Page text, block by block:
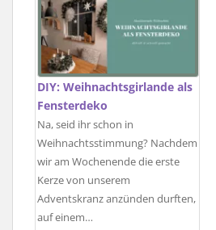
DIY: Weihnachtsgirlande als
Fensterdeko
Na, seid ihr schon in
Weihnachtsstimmung? Nachdem
wir am Wochenende die erste
Kerze von unserem
Adventskranz anzünden durften,
auf einem…